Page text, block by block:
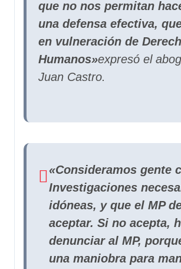
que no nos permitan
una defensa efectiva,
en vulneración de
Humanos»expresó el
Juan Castro.
«Consideramos gente
Investigaciones
idóneas, y que el MP
aceptar. Si no acepta,
denunciar al MP,
una maniobra para